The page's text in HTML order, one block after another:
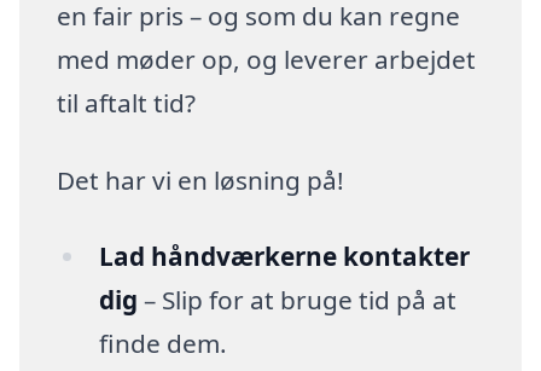
en fair pris – og som du kan regne
med møder op, og leverer arbejdet
til aftalt tid?
Det har vi en løsning på!
Lad håndværkerne kontakter
dig – Slip for at bruge tid på at
finde dem.